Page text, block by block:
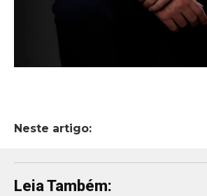
Neste artigo:
Leia Também: